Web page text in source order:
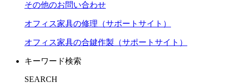
その他のお問い合わせ
オフィス家具の修理（サポートサイト）
オフィス家具の合鍵作製（サポートサイト）
キーワード検索
SEARCH